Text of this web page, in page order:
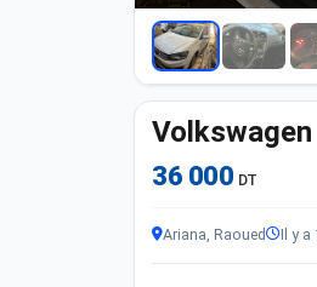
36 000 DT
Ariana, Raoued Il y a